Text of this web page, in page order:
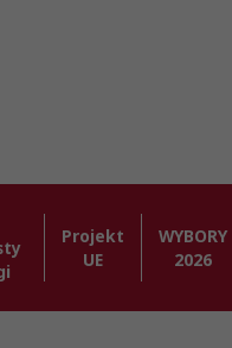
Projekt
UE
WYBORY
2026